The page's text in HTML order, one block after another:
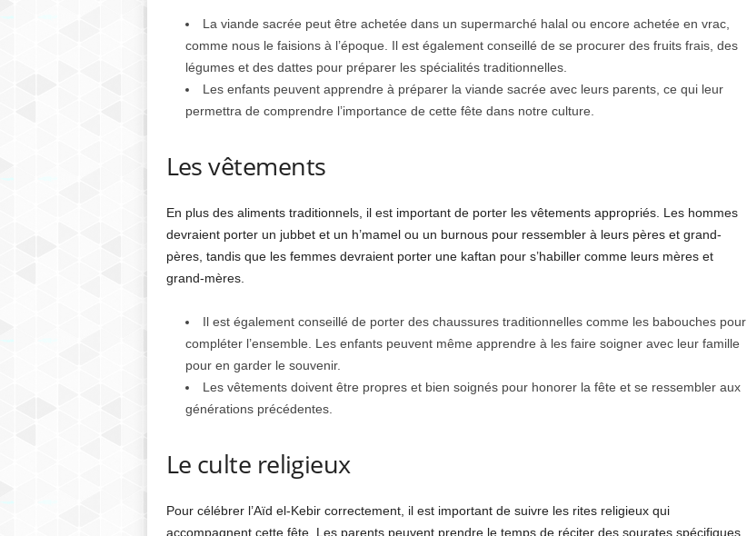
La viande sacrée peut être achetée dans un supermarché halal ou encore achetée en vrac,
comme nous le faisions à l’époque. Il est également conseillé de se procurer des fruits frais, des
légumes et des dattes pour préparer les spécialités traditionnelles.
Les enfants peuvent apprendre à préparer la viande sacrée avec leurs parents, ce qui leur
permettra de comprendre l’importance de cette fête dans notre culture.
Les vêtements
En plus des aliments traditionnels, il est important de porter les vêtements appropriés. Les hommes
devraient porter un jubbet et un h’mamel ou un burnous pour ressembler à leurs pères et grand-
pères, tandis que les femmes devraient porter une kaftan pour s’habiller comme leurs mères et
grand-mères.
Il est également conseillé de porter des chaussures traditionnelles comme les babouches pour
compléter l’ensemble. Les enfants peuvent même apprendre à les faire soigner avec leur famille
pour en garder le souvenir.
Les vêtements doivent être propres et bien soignés pour honorer la fête et se ressembler aux
générations précédentes.
Le culte religieux
Pour célébrer l’Aïd el-Kebir correctement, il est important de suivre les rites religieux qui
accompagnent cette fête. Les parents peuvent prendre le temps de réciter des sourates spécifiques